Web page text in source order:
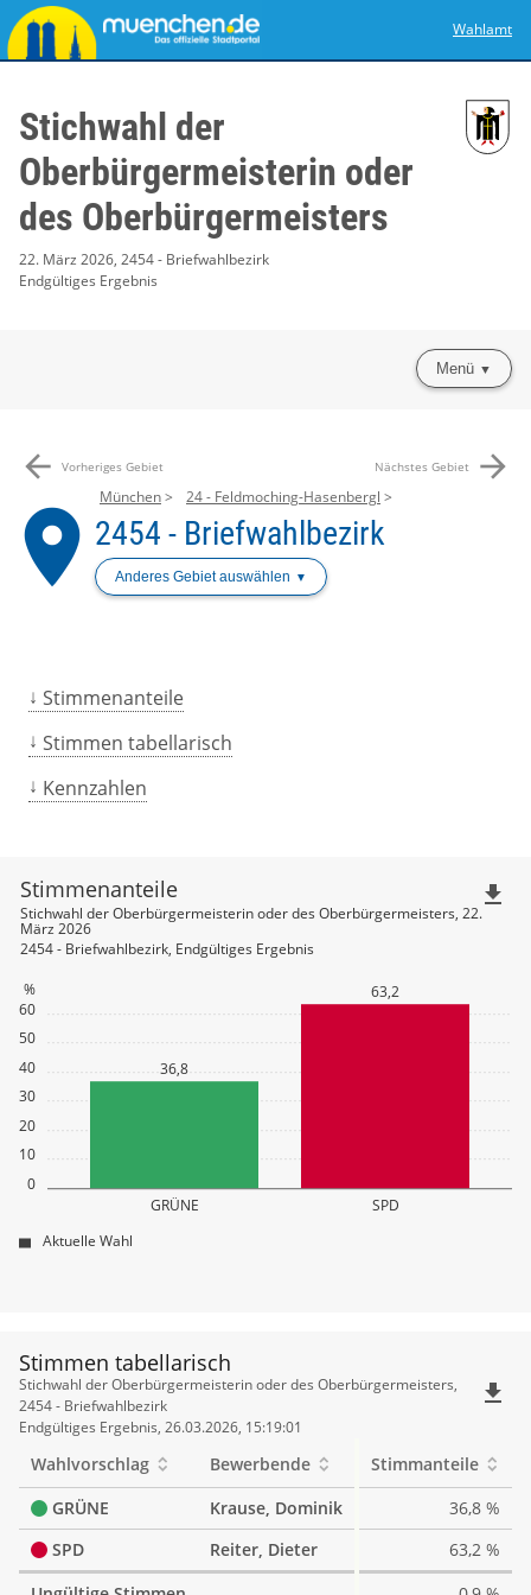
Wahlamt
Stichwahl der
Oberbürgermeisterin oder
des Oberbürgermeisters
22. März 2026, 2454 - Briefwahlbezirk
Endgültiges Ergebnis
Menü
arrow_back Vorheriges Gebiet Nächstes Gebiet arrow_forward
place
München 24 - Feldmoching-Hasenbergl
2454 - Briefwahlbezirk
Anderes Gebiet auswählen
Stimmenanteile
Stimmen tabellarisch
Kennzahlen
0
10
20
30
40
50
60
%
GRÜNE SPD
36,8
63,2
Stimmenanteile
Stichwahl der Oberbürgermeisterin oder des Oberbürgermeisters, 22.
März 2026
2454 - Briefwahlbezirk, Endgültiges Ergebnis
Aktuelle Wahl
file_download
Stimmen tabellarisch
Stimmen
tabellarisch
Stichwahl der Oberbürgermeisterin oder des Oberbürgermeisters,
2454 - Briefwahlbezirk
Endgültiges Ergebnis, 26.03.2026, 15:19:01
file_download
Wahlvorschlag Bewerbende
Stimmanteile
GRÜNE
Krause, Dominik
36,8 %
SPD
Reiter, Dieter
63,2 %